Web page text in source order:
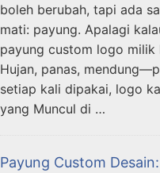
boleh berubah, tapi ada
mati: payung. Apalagi
payung custom logo
Hujan, panas,
setiap kali dipakai, logo
yang Muncul di …
Payung Custom